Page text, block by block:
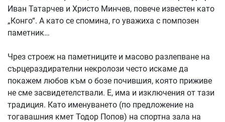
Иван Татарчев и Христо Минчев, повече известен като
„Конго“. А като се спомина, го уважиха с помпозен
паметник…
Чрез строеж на паметниците и масово разлепване на
сърцераздирателни некролози често искаме да
покажем любов към о бозе почившия, която приживе
не сме засвидетелствали. Е, има и изключения от тази
традиция. Като именуването (по предложение на
тогавашния кмет Тодор Попов) на спортна зала на